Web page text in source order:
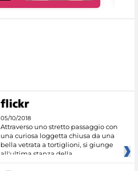
05/10/2018
Attraverso uno stretto passaggio con
una curiosa loggetta chiusa da una
bella vetrata a tortiglioni, si giunge
all'ultima stanza della